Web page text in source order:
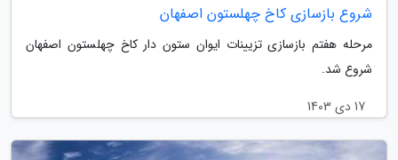
شروع بازسازی کاخ چهلستون اصفهان
مرحله هفتم بازسازی تزیینات ایوان ستون دار کاخ چهلستون اصفهان
شروع شد.
17 دی 1403